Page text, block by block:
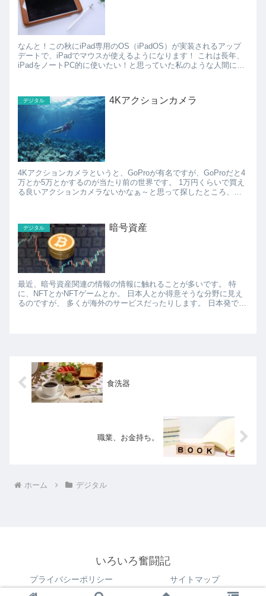
なんと！この秋にiPad専用のOS（iPadOS）が実装されるアップ
デートで、iPadでマウスが使えるようになります！ これは長年、
iPadをノートPC的に使いたい！と思っていた私のような人間にと
デジタル 4Kアクションカメラ
4Kアクションカメラというと、GoProが有名ですが、GoProだと4
万とか5万とかするのが当たり前の世界です。 1万円くらいで買え
る良いアクションカメラないかなぁ～と思って探したところ、結
デジタル 暗号資産
最近、暗号資産関連の情報の情報に触れることが多いです。 特
に、NFTとかNFTゲームとか。 日本人とか得意そうな分野に見え
るのですが、 多くが海外のサービスだったりします。 日本発で世
食洗器
職業、お金持ち。
ホーム デジタル
いろいろ奮闘記
プライバシーポリシー サイトマップ